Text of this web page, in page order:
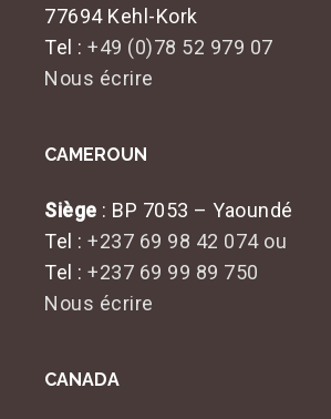
77694 Kehl-Kork
Tel : +49 (0)78 52 979 07
Nous écrire
CAMEROUN
Siège : BP 7053 – Yaoundé
Tel : +237 69 98 42 074 ou
Tel : +237 69 99 89 750
Nous écrire
CANADA